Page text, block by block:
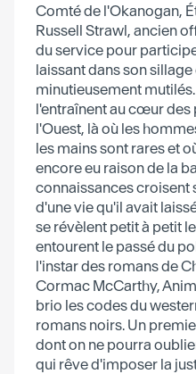
Comté de l'Okanogan,
Russell Strawl, ancien
du service pour
laissant dans son
minutieusement
l'entraînent au cœur des
l'Ouest, là où les
les mains sont rares et
encore eu raison de la
connaissances croisent
d'une vie qu'il avait
se révèlent petit à petit
entourent le passé du
l'instar des romans de
Cormac McCarthy,
brio les codes du
romans noirs. Un
dont on ne pourra
qui rêve d'imposer la